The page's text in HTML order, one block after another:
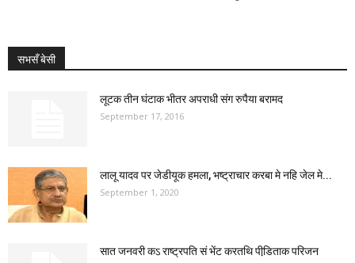
सभसँ बेसी
लूटक तीन घंटाक भीतर अपराधी संग रुपैया बरामद
September 17, 2016
लालू यादव पर जेडीयूक हमला, भष्ट्राचार करबा मे नहि जेल मे...
September 1, 2020
सात जनवरी कऽ राष्ट्रपति सं भेंट करतथि पीडि़ताक परिजन